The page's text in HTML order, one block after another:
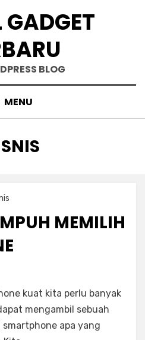
GADGET
BLOG
MENU
MEMILIH
kuat kita perlu banyak
mengambil sebuah
apa yang